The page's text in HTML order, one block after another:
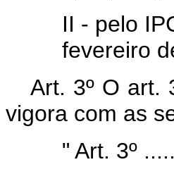
II - pelo
fevereiro
Art. 3º O art.
vigora com as
" Art. 3º